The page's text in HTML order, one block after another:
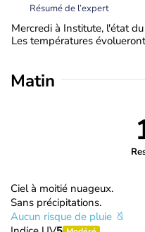
Résumé de l’expert
Mercredi à Institute, l'état
Les températures
Matin
Ciel à moitié nuageux.
Sans précipitations.
Aucun risque de pluie